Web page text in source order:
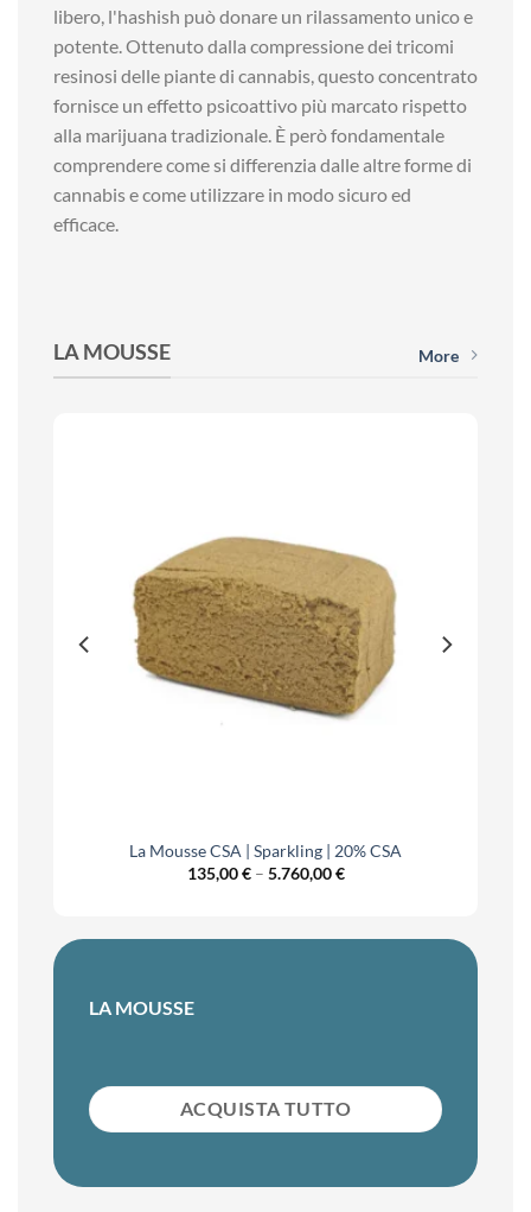
libero, l'hashish può donare un rilassamento unico e
potente. Ottenuto dalla compressione dei tricomi
resinosi delle piante di cannabis, questo concentrato
fornisce un effetto psicoattivo più marcato rispetto
alla marijuana tradizionale. È però fondamentale
comprendere come si differenzia dalle altre forme di
cannabis e come utilizzare in modo sicuro ed
efficace.
LA MOUSSE More
LA MOUSSE
ACQUISTA TUTTO
La Mousse CSA | Sparkling | 20% CSA
135,00€ – 5.760,00€Price